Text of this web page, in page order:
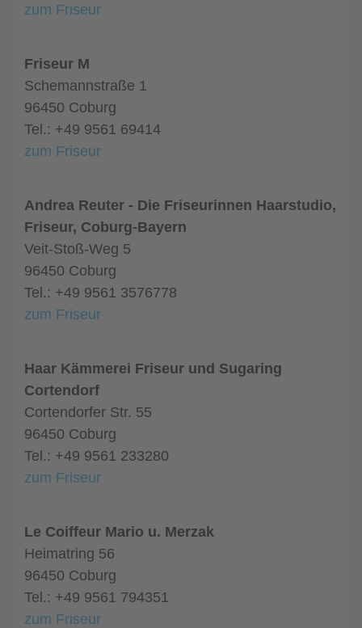
zum Friseur
Friseur M
Schemannstraße 1
96450 Coburg
Tel.: +49 9561 69414
zum Friseur
Andrea Reuter - Die Friseurinnen Haarstudio,
Friseur, Coburg-Bayern
Veit-Stoß-Weg 5
96450 Coburg
Tel.: +49 9561 3576778
zum Friseur
Haar Kämmerei Friseur und Sugaring
Cortendorf
Cortendorfer Str. 55
96450 Coburg
Tel.: +49 9561 233280
zum Friseur
Le Coiffeur Mario u. Merzak
Heimatring 56
96450 Coburg
Tel.: +49 9561 794351
zum Friseur